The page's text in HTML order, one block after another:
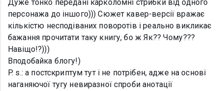
Дуже тонко передані карколомні стрибки від одного
персонажа до іншого))) Сюжет кавер-версії вражає
кількістю несподіваних поворотів і реально викликає
бажання прочитати таку книгу, бо ж Як?? Чому???
Навіщо!?)))
Вподобайка блогу!)
P. s.: а постскриптум тут і не потрібен, адже на основі
наганяючої тугу невиразної спроби анотації